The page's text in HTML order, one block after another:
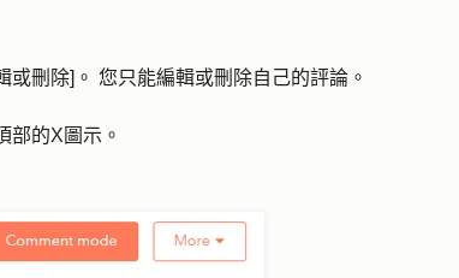
或刪除]。 您只能編輯或刪除自己的評論。
部的X圖示 。